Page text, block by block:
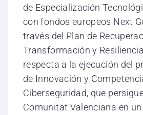
de Especialización
con fondos europeos Next
través del Plan de
Transformación y
respecta a la ejecución del
de Innovación y
Ciberseguridad, que
Comunitat Valenciana en